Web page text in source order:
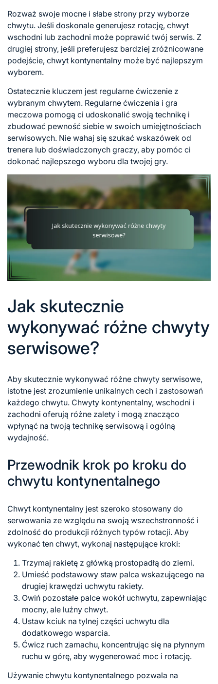
Rozważ swoje mocne i słabe strony przy wyborze
chwytu. Jeśli doskonale generujesz rotację, chwyt
wschodni lub zachodni może poprawić twój serwis. Z
drugiej strony, jeśli preferujesz bardziej zróżnicowane
podejście, chwyt kontynentalny może być najlepszym
wyborem.
Ostatecznie kluczem jest regularne ćwiczenie z
wybranym chwytem. Regularne ćwiczenia i gra
meczowa pomogą ci udoskonalić swoją technikę i
zbudować pewność siebie w swoich umiejętnościach
serwisowych. Nie wahaj się szukać wskazówek od
trenera lub doświadczonych graczy, aby pomóc ci
dokonać najlepszego wyboru dla twojej gry.
Jak skutecznie
wykonywać różne chwyty
serwisowe?
Aby skutecznie wykonywać różne chwyty serwisowe,
istotne jest zrozumienie unikalnych cech i zastosowań
każdego chwytu. Chwyty kontynentalny, wschodni i
zachodni oferują różne zalety i mogą znacząco
wpłynąć na twoją technikę serwisową i ogólną
wydajność.
Przewodnik krok po kroku do
chwytu kontynentalnego
Chwyt kontynentalny jest szeroko stosowany do
serwowania ze względu na swoją wszechstronność i
zdolność do produkcji różnych typów rotacji. Aby
wykonać ten chwyt, wykonaj następujące kroki:
Trzymaj rakietę z główką prostopadłą do ziemi.
Umieść podstawowy staw palca wskazującego na
drugiej krawędzi uchwytu rakiety.
Owiń pozostałe palce wokół uchwytu, zapewniając
mocny, ale luźny chwyt.
Ustaw kciuk na tylnej części uchwytu dla
dodatkowego wsparcia.
Ćwicz ruch zamachu, koncentrując się na płynnym
ruchu w górę, aby wygenerować moc i rotację.
Używanie chwytu kontynentalnego pozwala na